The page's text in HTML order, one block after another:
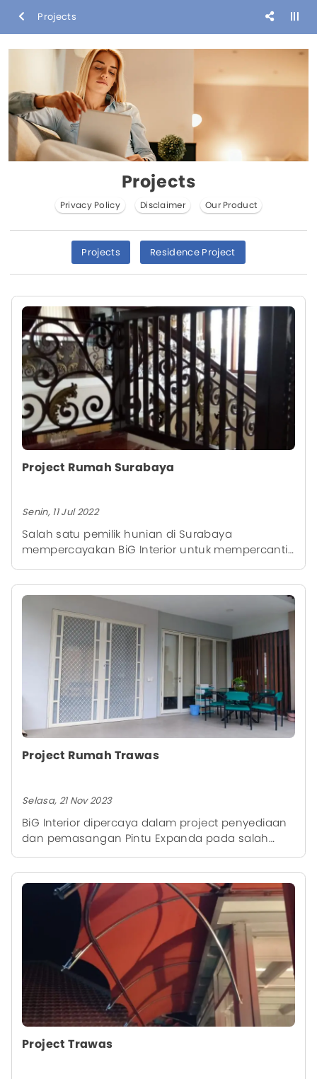
Projects
Projects
Privacy Policy Disclaimer Our Product
Projects Residence Project
Project Rumah Surabaya
Senin, 11 Jul 2022
Salah satu pemilik hunian di Surabaya
mempercayakan BiG Interior untuk mempercantik
Project Rumah Trawas
Selasa, 21 Nov 2023
BiG Interior dipercaya dalam project penyediaan
dan pemasangan Pintu Expanda pada salah
satu rumah di Trawas, Mojokerto.
Project Trawas